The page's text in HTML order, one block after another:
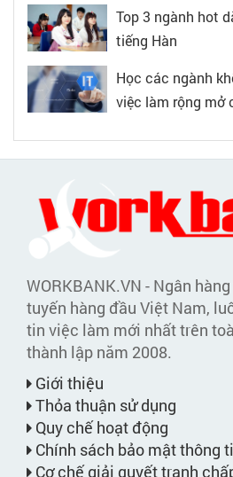
Top 3 ngành hot
tiếng Hàn
Học các ngành
việc làm rộng mở
WORKBANK.VN - Ngân
tuyến hàng đầu Việt Nam,
tin việc làm mới nhất trên
thành lập năm 2008.
Giới thiệu
Thỏa thuận sử dụng
Quy chế hoạt động
Chính sách bảo mật thông
Cơ chế giải quyết tranh